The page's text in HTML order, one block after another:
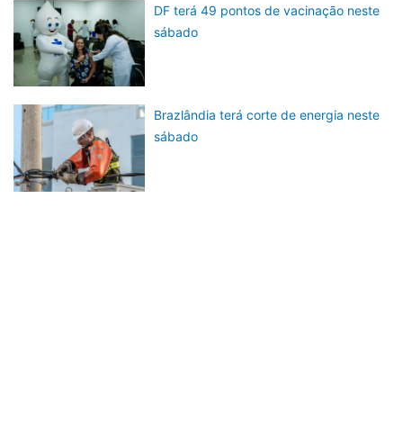
DF terá 49 pontos de vacinação neste
sábado
Brazlândia terá corte de energia neste
sábado